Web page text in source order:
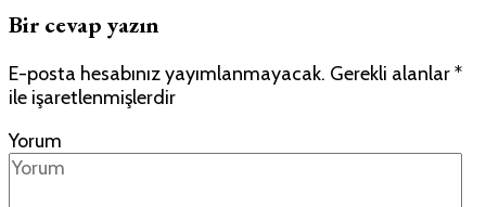
Bir cevap yazın
E-posta hesabınız yayımlanmayacak. Gerekli alanlar*
ile işaretlenmişlerdir
Yorum